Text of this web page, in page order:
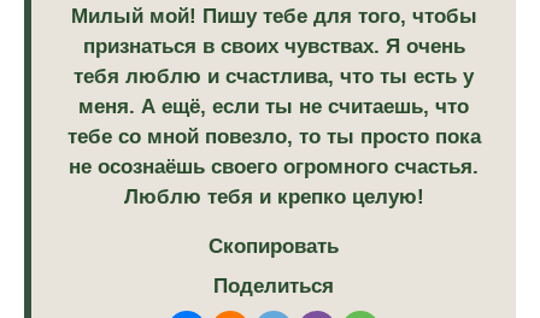
Милый мой! Пишу тебе для того, чтобы
признаться в своих чувствах. Я очень
тебя люблю и счастлива, что ты есть у
меня. А ещё, если ты не считаешь, что
тебе со мной повезло, то ты просто пока
не осознаёшь своего огромного счастья.
Люблю тебя и крепко целую!
Скопировать
Поделиться